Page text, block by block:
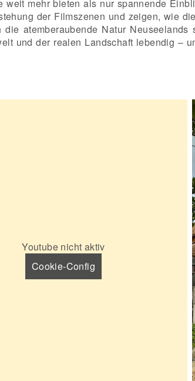
mehr bieten als nur spannende
der Filmszenen und zeigen, wie
atemberaubende Natur
und der realen Landschaft lebendig –
Youtube nicht aktiv
Cookie-Config